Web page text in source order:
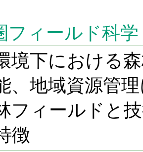
フィールド科
境下における
、地域資源管
フィールドと
徴